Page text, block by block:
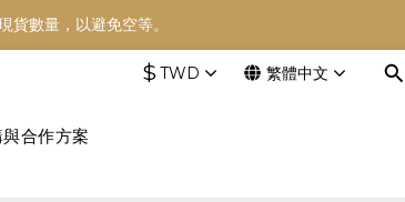
數量，以避免空等。
數量，以避免空等。
數量，以避免空等。
$ TWD 繁體中文